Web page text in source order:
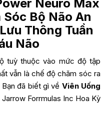
Neuro Max
Sóc Bộ Não An
Thông Tuần
Não
tuỳ thuộc vào mức độ tập
vẫn là chế độ chăm sóc ra
đã biết gì về Viên Uống
Forrmulas Inc Hoa Kỳ